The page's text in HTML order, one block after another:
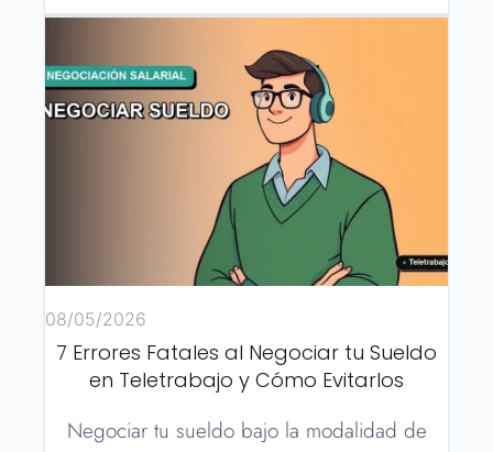
08/05/2026
7 Errores Fatales al Negociar tu Sueldo
en Teletrabajo y Cómo Evitarlos
Negociar tu sueldo bajo la modalidad de